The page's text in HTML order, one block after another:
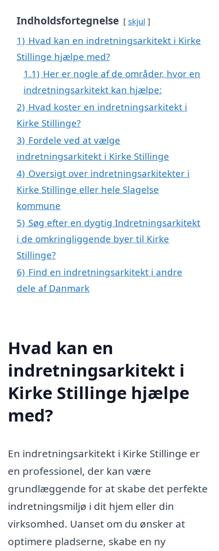
Indholdsfortegnelse skjul
1) Hvad kan en indretningsarkitekt i Kirke
Stillinge hjælpe med?
1.1) Her er nogle af de områder, hvor en
indretningsarkitekt kan hjælpe:
2) Hvad koster en indretningsarkitekt i
Kirke Stillinge?
3) Fordele ved at vælge
indretningsarkitekt i Kirke Stillinge
4) Oversigt over indretningsarkitekter i
Kirke Stillinge eller hele Slagelse
kommune
5) Søg efter en dygtig Indretningsarkitekt
i de omkringliggende byer til Kirke
Stillinge?
6) Find en indretningsarkitekt i andre
dele af Danmark
Hvad kan en
indretningsarkitekt i
Kirke Stillinge hjælpe
med?
En indretningsarkitekt i Kirke Stillinge er
en professionel, der kan være
grundlæggende for at skabe det perfekte
indretningsmiljø i dit hjem eller din
virksomhed. Uanset om du ønsker at
optimere pladserne, skabe en ny